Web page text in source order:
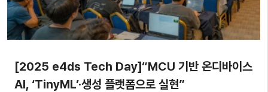
[2025 e4ds Tech Day]“MCU 기반 온디바이스
AI, ‘TinyML’·생성 플랫폼으로 실현”